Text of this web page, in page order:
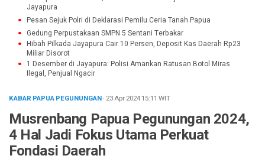
Jayapura
Pesan Sejuk Polri di Deklarasi Pemilu Ceria Tanah Papua
Gedung Perpustakaan SMPN 5 Sentani Terbakar
Hibah Pilkada Jayapura Cair 10 Persen, Deposit Kas Daerah Rp23
Miliar Disorot
1 Desember di Jayapura: Polisi Amankan Ratusan Botol Miras
Ilegal, Penjual Ngacir
KABAR PAPUA PEGUNUNGAN· 23 Apr 202415:11 WIT
Musrenbang Papua Pegunungan 2024,
4 Hal Jadi Fokus Utama Perkuat
Fondasi Daerah